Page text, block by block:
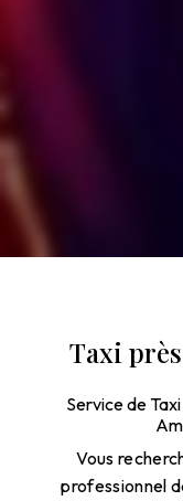
Taxi
Service de
Vous
professionnel